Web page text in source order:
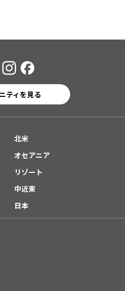
ティを見る
北米
オセアニア
リゾート
中近東
日本